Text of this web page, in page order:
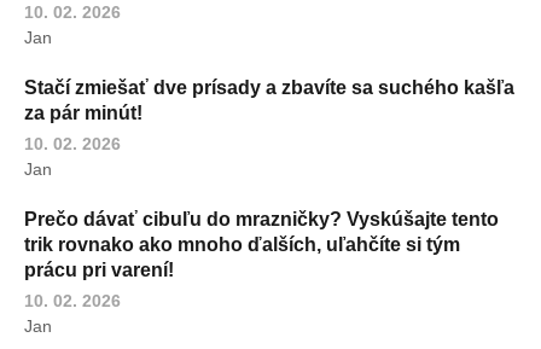
10. 02. 2026
Jan
Stačí zmiešať dve prísady a zbavíte sa suchého kašľa
za pár minút!
10. 02. 2026
Jan
Prečo dávať cibuľu do mrazničky? Vyskúšajte tento
trik rovnako ako mnoho ďalších, uľahčíte si tým
prácu pri varení!
10. 02. 2026
Jan